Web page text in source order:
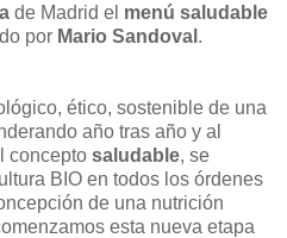
de Madrid el menú saludable
por Mario Sandoval .
ético, sostenible de una
año tras año y al
concepto saludable, se
BIO en todos los órdenes
de una nutrición
esta nueva etapa